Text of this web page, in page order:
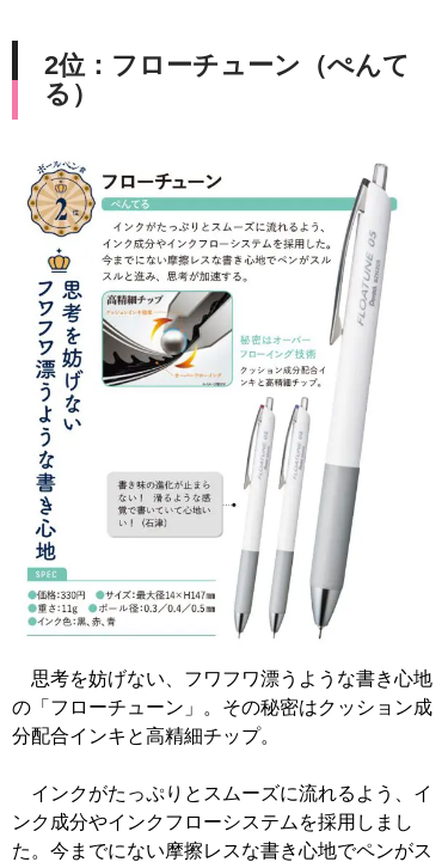
2位：フローチューン（ぺんて
る）
思考を妨げない、フワフワ漂うような書き心地
の「フローチューン」。その秘密はクッション成
分配合インキと高精細チップ。
インクがたっぷりとスムーズに流れるよう、イ
ンク成分やインクフローシステムを採用しまし
た。今までにない摩擦レスな書き心地でペンがス